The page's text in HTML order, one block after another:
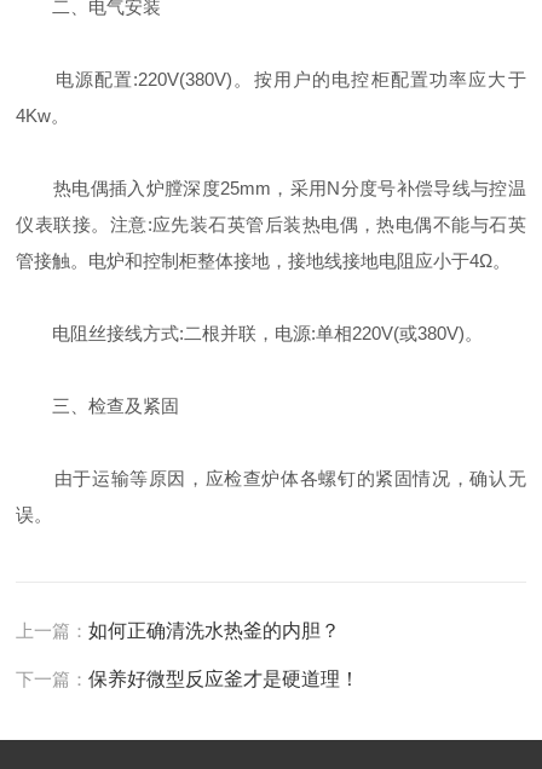
二、电气安装
电源配置:220V(380V)。按用户的电控柜配置功率应大于
4Kw。
热电偶插入炉膛深度25mm，采用N分度号补偿导线与控温
仪表联接。注意:应先装石英管后装热电偶，热电偶不能与石英
管接触。电炉和控制柜整体接地，接地线接地电阻应小于4Ω。
电阻丝接线方式:二根并联，电源:单相220V(或380V)。
三、检查及紧固
由于运输等原因，应检查炉体各螺钉的紧固情况，确认无
误。
上一篇：如何正确清洗水热釜的内胆？
下一篇：保养好微型反应釜才是硬道理！